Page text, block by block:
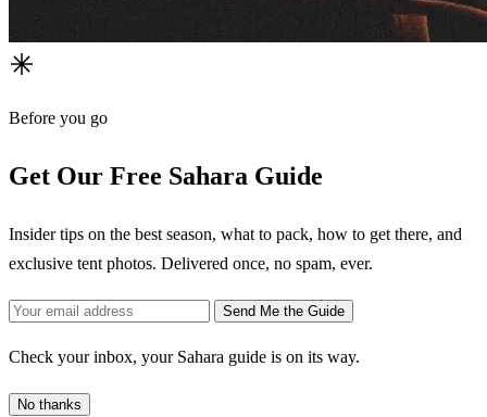
Before you go
Get Our Free Sahara Guide
Insider tips on the best season, what to pack, how to get there, and
exclusive tent photos. Delivered once, no spam, ever.
Send Me the Guide
Check your inbox, your Sahara guide is on its way.
No thanks